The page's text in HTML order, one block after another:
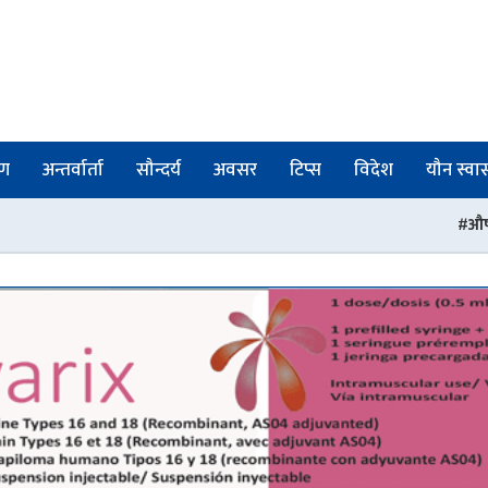
अन्तर्वार्ता सौन्दर्य अवसर टिप्स विदेश यौन
औषधी व्यवस्था विभागका